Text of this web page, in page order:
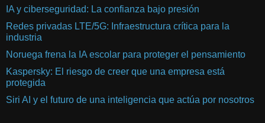
IA y ciberseguridad: La confianza bajo presión
Redes privadas LTE/5G: Infraestructura crítica para la
industria
Noruega frena la IA escolar para proteger el pensamiento
Kaspersky: El riesgo de creer que una empresa está
protegida
Siri AI y el futuro de una inteligencia que actúa por nosotros